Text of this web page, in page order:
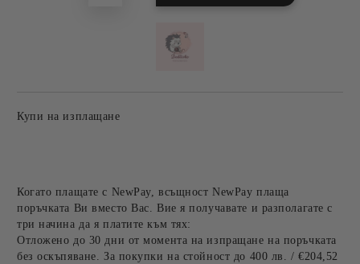
Купи на изплащане
Когато плащате с NewPay, всъщност NewPay плаща
поръчката Ви вместо Вас. Вие я получавате и разполагате с
три начина да я платите към тях:
Отложено до 30 дни от момента на изпращане на поръчката
без оскъпяване. За покупки на стойност до 400 лв. / €204,52